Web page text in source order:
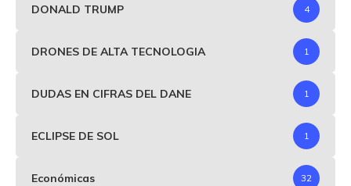
DONALD TRUMP 4
DRONES DE ALTA TECNOLOGIA 1
DUDAS EN CIFRAS DEL DANE 1
ECLIPSE DE SOL 1
Económicas 32